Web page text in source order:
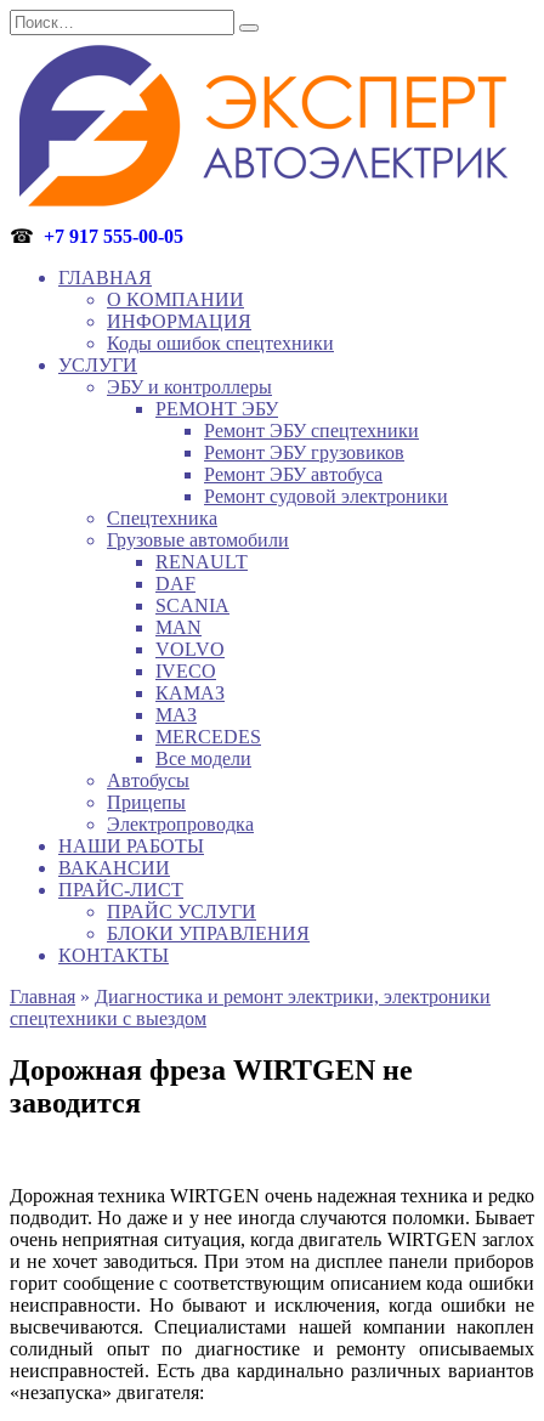
Перейти
к
содержанию
Search
for:
☎ +7 917 555-00-05
ГЛАВНАЯ
О КОМПАНИИ
ИНФОРМАЦИЯ
Коды ошибок спецтехники
УСЛУГИ
ЭБУ и контроллеры
РЕМОНТ ЭБУ
Ремонт ЭБУ спецтехники
Ремонт ЭБУ грузовиков
Ремонт ЭБУ автобуса
Ремонт судовой электроники
Спецтехника
Грузовые автомобили
RENAULT
DAF
SCANIA
MAN
VOLVO
IVECO
КАМАЗ
МАЗ
MERCEDES
Все модели
Автобусы
Прицепы
Электропроводка
НАШИ РАБОТЫ
ВАКАНСИИ
ПРАЙС-ЛИСТ
ПРАЙС УСЛУГИ
БЛОКИ УПРАВЛЕНИЯ
КОНТАКТЫ
Главная » Диагностика и ремонт электрики, электроники
спецтехники с выездом
Дорожная фреза WIRTGEN не
заводится
Дорожная техника WIRTGEN очень надежная техника и редко
подводит. Но даже и у нее иногда случаются поломки. Бывает
очень неприятная ситуация, когда двигатель WIRTGEN заглох
и не хочет заводиться. При этом на дисплее панели приборов
горит сообщение с соответствующим описанием кода ошибки
неисправности. Но бывают и исключения, когда ошибки не
высвечиваются. Специалистами нашей компании накоплен
солидный опыт по диагностике и ремонту описываемых
неисправностей. Есть два кардинально различных вариантов
«незапуска» двигателя: